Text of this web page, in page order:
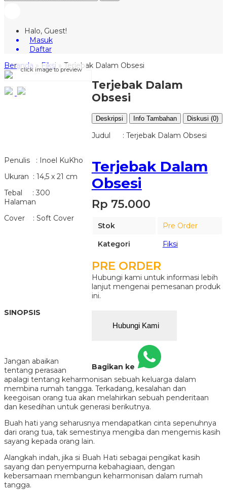
Halo, Guest!
Masuk
Daftar
Beranda » Fiksi » Terjebak Dalam Obsesi
click image to preview
Terjebak Dalam
Obsesi
Rp 75.000
Stok
Pre Order
Kategori
Fiksi
PRE ORDER
Hubungi kami untuk informasi lebih
lanjut mengenai pemesanan produk
ini.
Hubungi Kami
Bagikan ke
Terjebak Dalam
Obsesi
Deskripsi Info Tambahan Diskusi (0)
Judul : Terjebak Dalam Obsesi
Penulis : Inoel KuKho
Ukuran : 14,5 x 21 cm
Tebal : 300
Halaman
Cover : Soft Cover
SINOPSIS
Jangan abaikan
tentang perasaan
apalagi tentang keharmonisan sebuah keluarga dalam
membina rumah tangga. Terkadang, kesalahan dan
keegoisan orang tua akan melahirkan sebuah penderitaan
dan kesedihan untuk generasi berikutnya.
Buah hati yang seharusnya mendapatkan cinta sepenuhnya
dari orang tua, tak semestinya mengiba dan mengemis kasih
sayang kepada orang lain.
Alangkah indah, jika si Buah Hati sebagai pengikat kasih
sayang dan penyempurna kebahagiaan, dengan
kebersamaan membangun keharmonisan dalam rumah
tangga.